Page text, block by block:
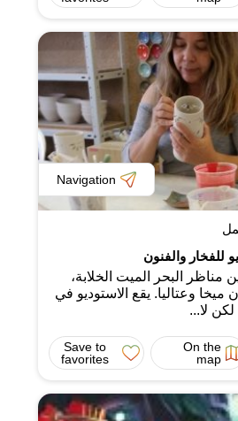
Navigation
للفخار والفنون
مناظر البحر الميت الخلابة،
وعتاليا. يقع الاستوديو في
لا...
On the
map
Save to
favorites